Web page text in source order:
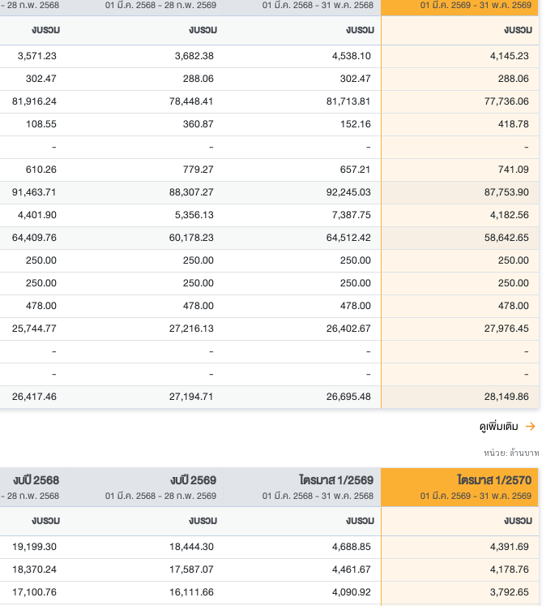
-28 ก.พ. 2568 01 มี.ค. 2568-28 ก.พ. 2569 01 มี.ค. 2568-31 พ.ค. 2568 01 มี.ค. 2569-31 พ.ค. 2569
งบรวม งบรวม งบรวม งบรวม
3,571.23 3,682.38 4,538.10 4,145.23
302.47 288.06 302.47 288.06
81,916.24 78,448.41 81,713.81 77,736.06
108.55 360.87 152.16 418.78
- - - -
610.26 779.27 657.21 741.09
91,463.71 88,307.27 92,245.03 87,753.90
4,401.90 5,356.13 7,387.75 4,182.56
64,409.76 60,178.23 64,512.42 58,642.65
250.00 250.00 250.00 250.00
250.00 250.00 250.00 250.00
478.00 478.00 478.00 478.00
25,744.77 27,216.13 26,402.67 27,976.45
- - - -
- - - -
26,417.46 27,194.71 26,695.48
28,149.86
ดูเพิ่มเติม
หน่วย: ล้านบาท
งบปี 2568
-28 ก.พ. 2568
งบปี 2569
01 มี.ค. 2568-28 ก.พ. 2569
ไตรมาส 1/2569
01 มี.ค. 2568-31 พ.ค. 2568
ไตรมาส 1/2570
01 มี.ค. 2569-31 พ.ค. 2569
งบรวม งบรวม งบรวม งบรวม
19,199.30 18,444.30 4,688.85 4,391.69
18,370.24 17,587.07 4,461.67 4,178.76
17,100.76 16,111.66 4,090.92 3,792.65